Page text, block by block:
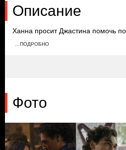
Описание
Ханна просит Джастина помочь
караоке-вечеринке Ханна
…ПОДРОБНО
Фото